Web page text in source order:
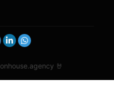
onhouse.agency 🤘